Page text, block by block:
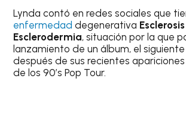
Lynda contó en redes sociales que
enfermedad degenerativa
Esclerodermia, situación por la que
lanzamiento de un álbum, el
después de sus recientes
de los 90’s Pop Tour.